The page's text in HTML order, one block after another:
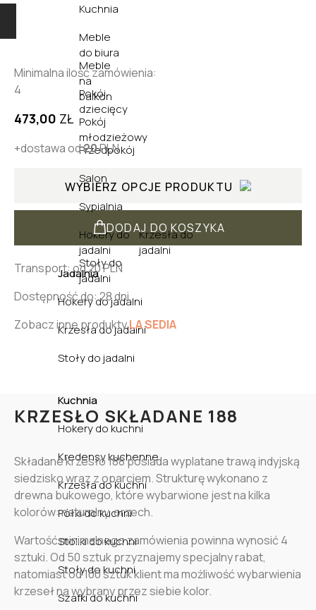
Kuchnia
Meble
do biura
Meble
na
balkon
Pokój
dziecięcy
Pokój
młodzieżowy
Przedpokój
Salon
Sypialnia
Hokery do
jadalni
Krzesła do
jadalni
Stoły do
jadalni
Jadalnia
Hokery do jadalni
Krzesła do jadalni
Stoły do jadalni
Kuchnia
Hokery do kuchni
Kredensy kuchenne
Krzesła do kuchni
Półki do kuchni
Stoliki do kuchni
Stoły do kuchni
Szafki do kuchni
Minimalna ilość zamówienia:
4
473,00 ZŁ
+dostawa od20PLN
WYBIERZ OPCJE PRODUKTU
DODAJ DO KOSZYKA
Transport: od 20 PLN
Dostępność do: 28 dni
Zobacz inne produktyLA SEDIA
KRZESŁO SKŁADANE 188
Składane krzesło 188 posiada wyplatane trawą indyjską
siedzisko wraz z oparciem. Strukturę wykonano z
drewna bukowego, które wybarwione jest na kilka
kolorów: naturalny, orzech.
Wartość minimalnego zamówienia powinna wynosić 4
sztuki. Od 50 sztuk przyznajemy specjalny rabat,
natomiast od 100 sztuk klient ma możliwość wybarwienia
krzeseł na wybrany przez siebie kolor.